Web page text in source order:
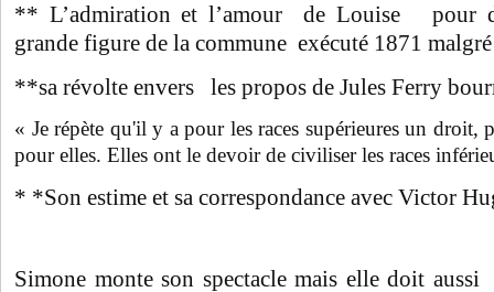
** L’admiration et l’amour de Louise pour
grande figure de la commune exécuté 1871
**sa révolte envers les propos de Jules Ferry
« Je répète qu'il y a pour les races supérieures un droit,
pour elles. Elles ont le devoir de civiliser les races
* *Son estime et sa correspondance avec Victor
Simone monte son spectacle mais elle doit aussi